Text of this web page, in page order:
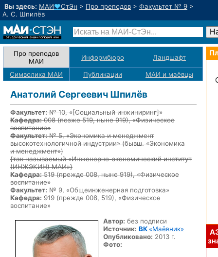
Вы здесь: МАИ♥СтЭн > Про преподов > Факультет № 9 >
А. С. Шпилёв
Про преподов
МАИ
Информбюро Ландшафт
Символика МАИ Публикации МАИ и маёвцы
Анатолий Сергеевич Шпилёв
Факультет:№ 10, «[Социальный инжиниринг]»
Кафедра:008(позже 519, ныне 919), «Физическое
воспитание»
Факультет:№ 5, «Экономика и менеджмент
высокотехнологичной индустрии» (бывш. «Экономика
и менеджмент»)
{так называемый «Инженерно-экономический институт
(ИНЖЭКИН) МАИ»}
Кафедра:519(прежде 008, ныне 919), «Физическое
воспитание»
Факультет: № 9, «Общеинженерная подготовка»
Кафедра: 919 (прежде 008, 519), «Физическое
воспитание»
Автор: без подписи
Источник: ВК «Маёвник»
Опубликовано: 2013 г.
Фото: